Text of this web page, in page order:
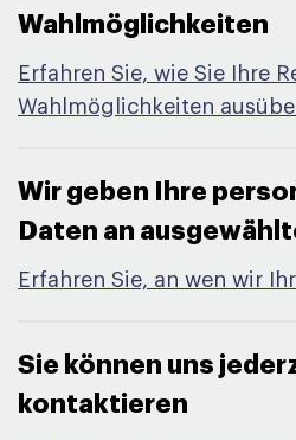
Wahlmöglichkeiten​
Erfahren Sie, wie Sie Ihre
Wahlmöglichkeiten
Wir geben Ihre
Daten an
Erfahren Sie, an wen wir
Sie können uns
kontaktieren​